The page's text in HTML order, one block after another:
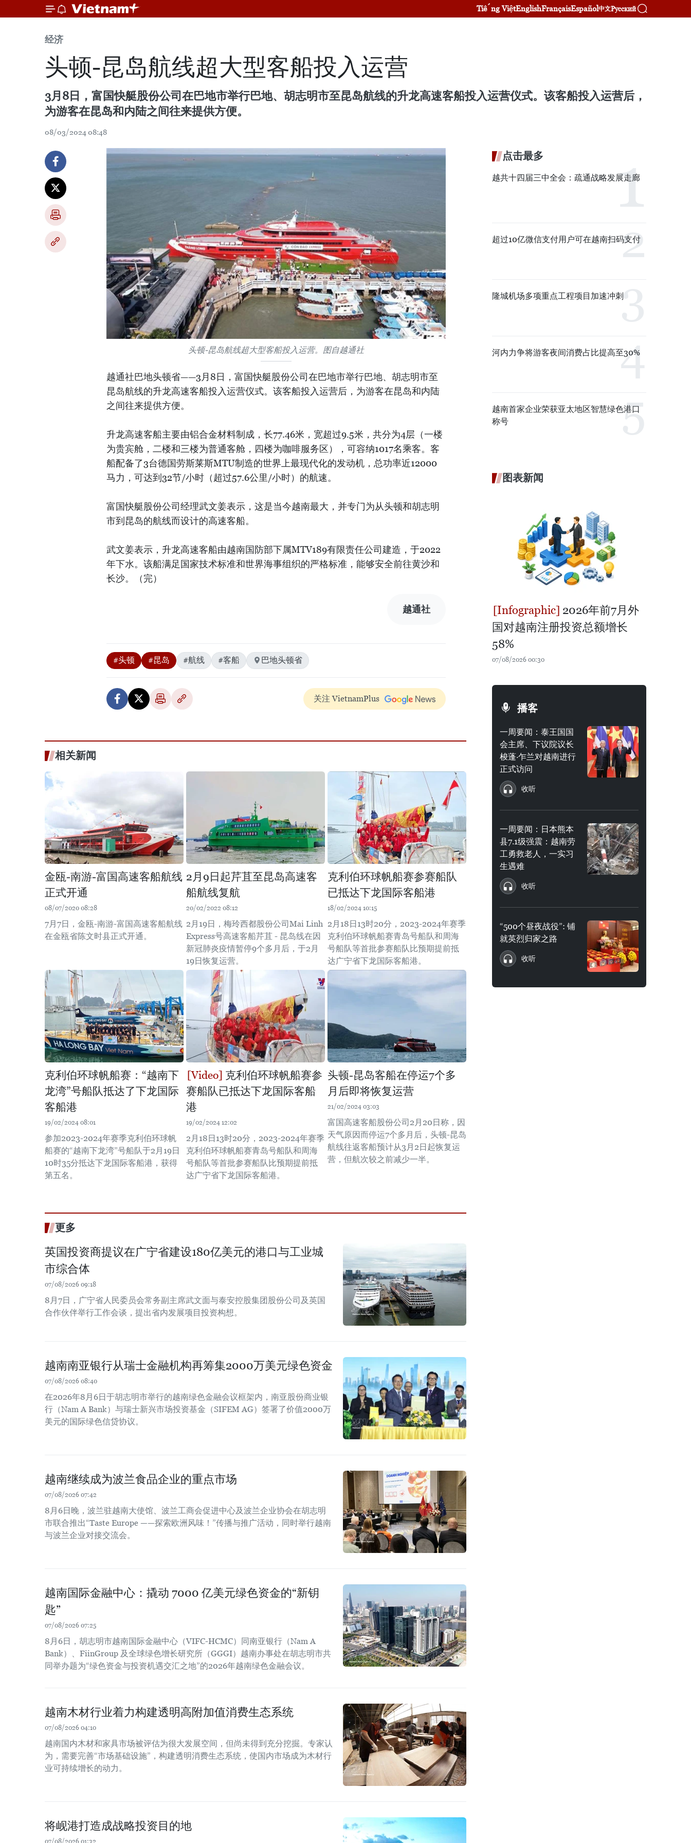
Tiếng ViệtEnglishFrançaisEspañol中文Русский
经济
头顿-昆岛航线超大型客船投入运营
3月8日，富国快艇股份公司在巴地市举行巴地、胡志明市至昆岛航线的升龙高速客船投入运营仪式。该客船投入运营后，
为游客在昆岛和内陆之间往来提供方便。
08/03/2024 08:48
头顿-昆岛航线超大型客船投入运营。图自越通社
越通社巴地头顿省——3月8日，富国快艇股份公司在巴地市举行巴地、胡志明市至
昆岛航线的升龙高速客船投入运营仪式。该客船投入运营后，为游客在昆岛和内陆
之间往来提供方便。
升龙高速客船主要由铝合金材料制成，长77.46米，宽超过9.5米，共分为4层（一楼
为贵宾舱，二楼和三楼为普通客舱，四楼为咖啡服务区），可容纳1017名乘客。客
船配备了3台德国劳斯莱斯MTU制造的世界上最现代化的发动机，总功率近12000
马力，可达到32节/小时（超过57.6公里/小时）的航速。
富国快艇股份公司经理武文姜表示，这是当今越南最大，并专门为从头顿和胡志明
市到昆岛的航线而设计的高速客船。
武文姜表示，升龙高速客船由越南国防部下属MTV189有限责任公司建造，于2022
年下水。该船满足国家技术标准和世界海事组织的严格标准，能够安全前往黄沙和
长沙。（完）
越通社
#头顿 #昆岛 #航线 #客船 巴地头顿省
关注 VietnamPlus
相关新闻
金瓯-南游-富国高速客船航线
正式开通
08/07/2020 08:28
7月7日，金瓯-南游-富国高速客船航线
在金瓯省陈文时县正式开通。
2月9日起芹苴至昆岛高速客
船航线复航
20/02/2022 08:12
2月19日，梅玲西都股份公司Mai Linh
Express号高速客船芹苴 - 昆岛线在因
新冠肺炎疫情暂停9个多月后，于2月
19日恢复运营。
克利伯环球帆船赛参赛船队
已抵达下龙国际客船港
18/02/2024 10:15
2月18日13时20分，2023-2024年赛季
克利伯环球帆船赛青岛号船队和周海
号船队等首批参赛船队比预期提前抵
达广宁省下龙国际客船港。
克利伯环球帆船赛：“越南下
龙湾”号船队抵达了下龙国际
客船港
19/02/2024 08:01
参加2023-2024年赛季克利伯环球帆
船赛的“越南下龙湾”号船队于2月19日
10时35分抵达下龙国际客船港，获得
第五名。
克利伯环球帆船赛参
赛船队已抵达下龙国际客船
港
19/02/2024 12:02
2月18日13时20分，2023-2024年赛季
克利伯环球帆船赛青岛号船队和周海
号船队等首批参赛船队比预期提前抵
达广宁省下龙国际客船港。
头顿-昆岛客船在停运7个多
月后即将恢复运营
21/02/2024 03:03
富国高速客船股份公司2月20日称，因
天气原因而停运7个多月后，头顿-昆岛
航线往返客船预计从3月2日起恢复运
营，但航次较之前减少一半。
更多
英国投资商提议在广宁省建设180亿美元的港口与工业城
市综合体
07/08/2026 09:18
8月7日，广宁省人民委员会常务副主席武文面与泰安控股集团股份公司及英国
合作伙伴举行工作会谈，提出省内发展项目投资构想。
越南南亚银行从瑞士金融机构再筹集2000万美元绿色资金
07/08/2026 08:40
在2026年8月6日于胡志明市举行的越南绿色金融会议框架内，南亚股份商业银
行（Nam A Bank）与瑞士新兴市场投资基金（SIFEM AG）签署了价值2000万
美元的国际绿色信贷协议。
越南继续成为波兰食品企业的重点市场
07/08/2026 07:42
8月6日晚，波兰驻越南大使馆、波兰工商会促进中心及波兰企业协会在胡志明
市联合推出“Taste Europe ——探索欧洲风味！”传播与推广活动，同时举行越南
与波兰企业对接交流会。
越南国际金融中心：撬动 7000 亿美元绿色资金的“新钥
匙”
07/08/2026 07:25
8月6日，胡志明市越南国际金融中心（VIFC-HCMC）同南亚银行（Nam A
Bank）、FiinGroup 及全球绿色增长研究所（GGGI）越南办事处在胡志明市共
同举办题为“绿色资金与投资机遇交汇之地”的2026年越南绿色金融会议。
越南木材行业着力构建透明高附加值消费生态系统
07/08/2026 04:10
越南国内木材和家具市场被评估为很大发展空间，但尚未得到充分挖掘。专家认
为，需要完善“市场基础设施”，构建透明消费生态系统，使国内市场成为木材行
业可持续增长的动力。
将岘港打造成战略投资目的地
07/08/2026 01:32
点击最多
越共十四届三中全会：疏通战略发展走廊
超过10亿微信支付用户可在越南扫码支付
隆城机场多项重点工程项目加速冲刺
河内力争将游客夜间消费占比提高至30%
越南首家企业荣获亚太地区智慧绿色港口
称号
图表新闻
2026年前7月外
国对越南注册投资总额增长
58%
07/08/2026 00:30
播客
一周要闻：泰王国国
会主席、下议院议长
梭蓬·乍兰对越南进行
正式访问
收听
一周要闻：日本熊本
县7.1级强震：越南劳
工勇救老人，一实习
生遇难
收听
“500个昼夜战役”: 铺
就英烈归家之路
收听